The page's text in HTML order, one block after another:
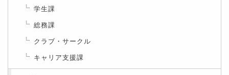
学生課
総務課
クラブ・サークル
キャリア支援課